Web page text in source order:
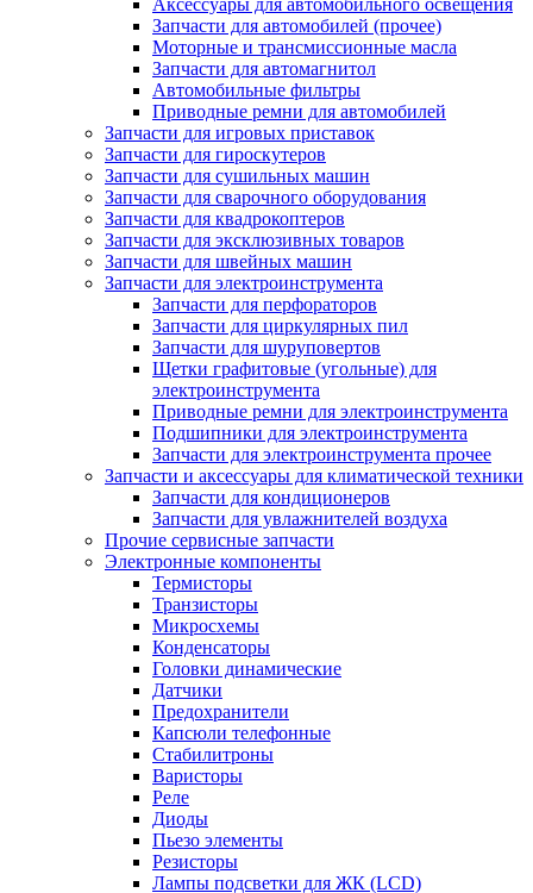
Аксессуары для автомобильного освещения
Запчасти для автомобилей (прочее)
Моторные и трансмиссионные масла
Запчасти для автомагнитол
Автомобильные фильтры
Приводные ремни для автомобилей
Запчасти для игровых приставок
Запчасти для гироскутеров
Запчасти для сушильных машин
Запчасти для сварочного оборудования
Запчасти для квадрокоптеров
Запчасти для эксклюзивных товаров
Запчасти для швейных машин
Запчасти для электроинструмента
Запчасти для перфораторов
Запчасти для циркулярных пил
Запчасти для шуруповертов
Щетки графитовые (угольные) для
электроинструмента
Приводные ремни для электроинструмента
Подшипники для электроинструмента
Запчасти для электроинструмента прочее
Запчасти и аксессуары для климатической техники
Запчасти для кондиционеров
Запчасти для увлажнителей воздуха
Прочие сервисные запчасти
Электронные компоненты
Термисторы
Транзисторы
Микросхемы
Конденсаторы
Головки динамические
Датчики
Предохранители
Капсюли телефонные
Стабилитроны
Варисторы
Реле
Диоды
Пьезо элементы
Резисторы
Лампы подсветки для ЖК (LCD)